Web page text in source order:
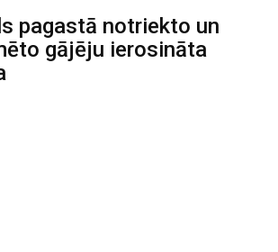
pagastā notriekto un
gājēju ierosināta